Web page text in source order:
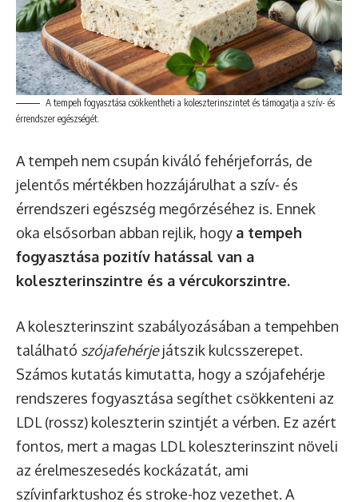
A tempeh fogyasztása csökkentheti a koleszterinszintet és támogatja a szív- és
érrendszer egészségét.
A tempeh nem csupán kiváló fehérjeforrás, de
jelentős mértékben hozzájárulhat a szív- és
érrendszeri egészség megőrzéséhez is. Ennek
oka elsősorban abban rejlik, hogy a tempeh
fogyasztása pozitív hatással van a
koleszterinszintre és a vércukorszintre.
A koleszterinszint szabályozásában a tempehben
található szójafehérjejátszik kulcsszerepet.
Számos kutatás kimutatta, hogy a szójafehérje
rendszeres fogyasztása segíthet csökkenteni az
LDL (rossz) koleszterin szintjét a vérben. Ez azért
fontos, mert a magas LDL koleszterinszint növeli
az érelmeszesedés kockázatát, ami
szívinfarktushoz és stroke-hoz vezethet. A